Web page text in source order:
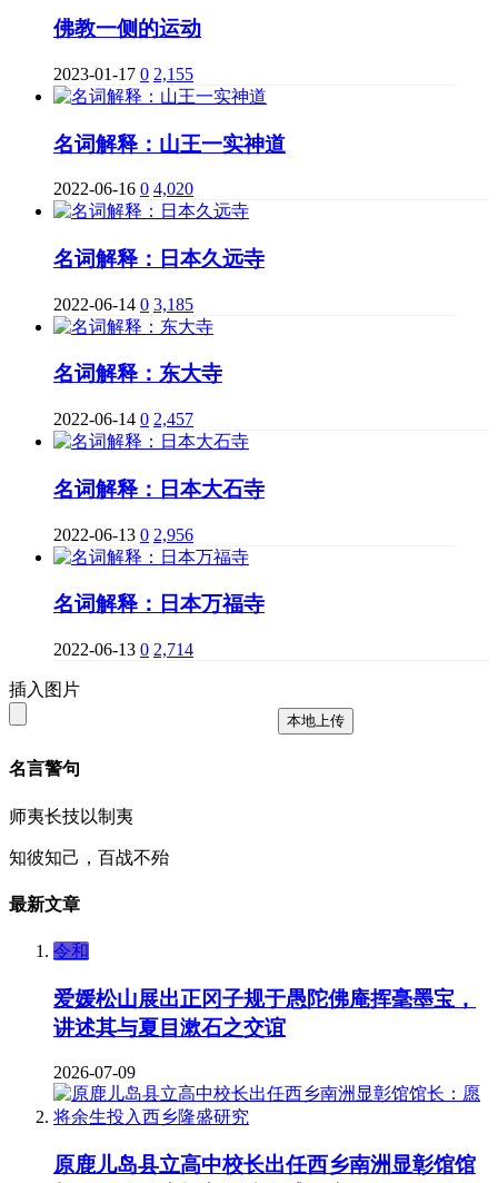
佛教一侧的运动
2023-01-17 0 2,155
名词解释：山王一实神道
2022-06-16 0 4,020
名词解释：日本久远寺
2022-06-14 0 3,185
名词解释：东大寺
2022-06-14 0 2,457
名词解释：日本大石寺
2022-06-13 0 2,956
名词解释：日本万福寺
2022-06-13 0 2,714
插入图片
本地上传
名言警句
师夷长技以制夷
知彼知己，百战不殆
最新文章
令和
爱媛松山展出正冈子规于愚陀佛庵挥毫墨宝，
讲述其与夏目漱石之交谊
2026-07-09
原鹿儿岛县立高中校长出任西乡南洲显彰馆馆